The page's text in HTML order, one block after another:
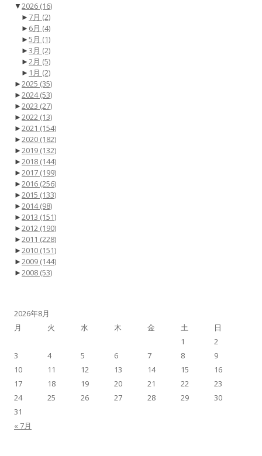
▼2026 (16)
► 7月 (2)
► 6月 (4)
►5月 (1)
►3月 (2)
►2月 (5)
► 1月 (2)
►2025 (35)
►2024(53)
►2023 (27)
►2022 (13)
►2021 (154)
►2020 (182)
►2019 (132)
►2018 (144)
►2017 (199)
►2016 (256)
►2015 (133)
►2014(98)
►2013 (151)
►2012 (190)
►2011 (228)
►2010 (151)
►2009 (144)
►2008 (53)
2026年8月
月
火 水 木 金 土 日
« 7月
1
2
3
4 5 6 7 8
9
10
11 12 13 14 15
16
17
18 19 20 21 22
23
24
25 26 27 28 29
30
31